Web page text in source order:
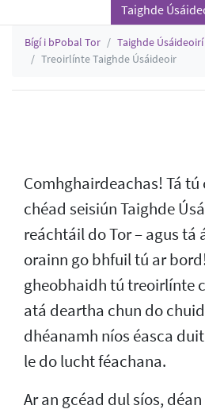
Taighde
Bígí i bPobal Tor
Taighde Úsáideoirí
Treoirlínte Taighde Úsáideoir
Comhghairdeachas! Tá tú
chéad seisiún Taighde
reáchtáil do Tor – agus tá
orainn go bhfuil tú ar
gheobhaidh tú treoirlínte
atá deartha chun do
dhéanamh níos éasca
le do lucht féachana.
Ar an gcéad dul síos,